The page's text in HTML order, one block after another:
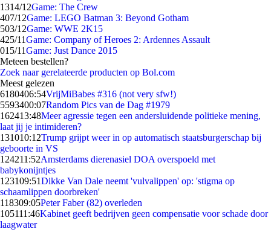
1314/12Game: The Crew
407/12Game: LEGO Batman 3: Beyond Gotham
503/12Game: WWE 2K15
425/11Game: Company of Heroes 2: Ardennes Assault
015/11Game: Just Dance 2015
Meteen bestellen?
Zoek naar gerelateerde producten op Bol.com
Meest gelezen
6180406:54VrijMiBabes #316 (not very sfw!)
5593400:07Random Pics van de Dag #1979
162413:48Meer agressie tegen een andersluidende politieke mening,
laat jij je intimideren?
131010:12Trump grijpt weer in op automatisch staatsburgerschap bij
geboorte in VS
124211:52Amsterdams dierenasiel DOA overspoeld met
babykonijntjes
123109:51Dikke Van Dale neemt 'vulvalippen' op: 'stigma op
schaamlippen doorbreken'
118309:05Peter Faber (82) overleden
105111:46Kabinet geeft bedrijven geen compensatie voor schade door
laagwater